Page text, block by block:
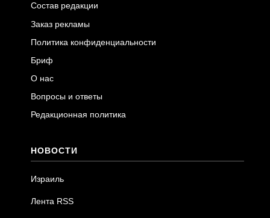
Состав редакции
Заказ рекламы
Политика конфиденциальности
Бриф
О нас
Вопросы и ответы
Редакционная политика
НОВОСТИ
Израиль
Лента RSS